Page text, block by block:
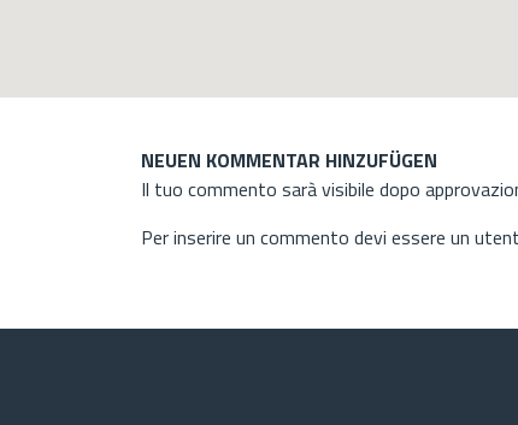
NEUEN KOMMENTAR HINZUFÜGEN
Il tuo commento sarà visibile dopo
Per inserire un commento devi essere un